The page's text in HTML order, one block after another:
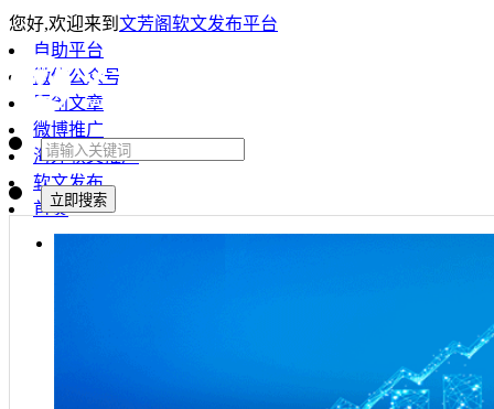
您好,欢迎来到 文芳阁软文发布平台
自助平台
微信公众号
原创文章
微博推广
海外软文推广
软文发布
首页